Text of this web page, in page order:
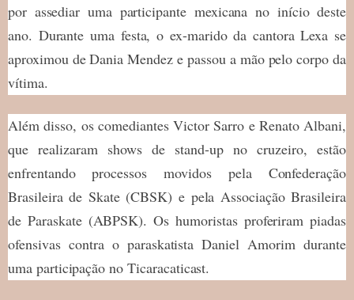
por assediar uma participante mexicana no início deste
ano. Durante uma festa, o ex-marido da cantora Lexa se
aproximou de Dania Mendez e passou a mão pelo corpo da
vítima.
Além disso, os comediantes Victor Sarro e Renato Albani,
que realizaram shows de stand-up no cruzeiro, estão
enfrentando processos movidos pela Confederação
Brasileira de Skate (CBSK) e pela Associação Brasileira
de Paraskate (ABPSK). Os humoristas proferiram piadas
ofensivas contra o paraskatista Daniel Amorim durante
uma participação no Ticaracaticast.